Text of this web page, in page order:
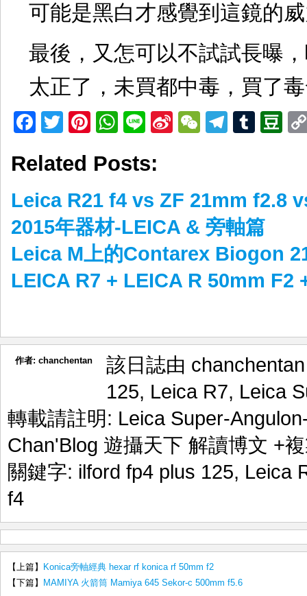
可能是黑白才感覺到這鏡的
最後，又怎可以不試試長曝
太正了，未買都中毒，買了
Facebook
TwitterPinterest
WhatsApp
LineSinaWeChat
Related Posts:
Leica R21 f4 vs ZF 21mm f2.8
2015年器材-LEICA & 旁軸篇
Leica M上的Contarex Biogon
LEICA R7 + LEICA R 50mm
作者: chanchentan
該日誌由
125, Leica R7, Leica
轉載請註明: Leica Super-
Chan'Blog 遊攝天下 解讀博文 +
關鍵字: ilford fp4 plus 125, Leica
f4
【上篇】
Konica旁軸經典 hexar rf konica rf 50mm f2
【下篇】
MAMIYA 火箭筒 Mamiya 645 Sekor-c 500mm f5.6